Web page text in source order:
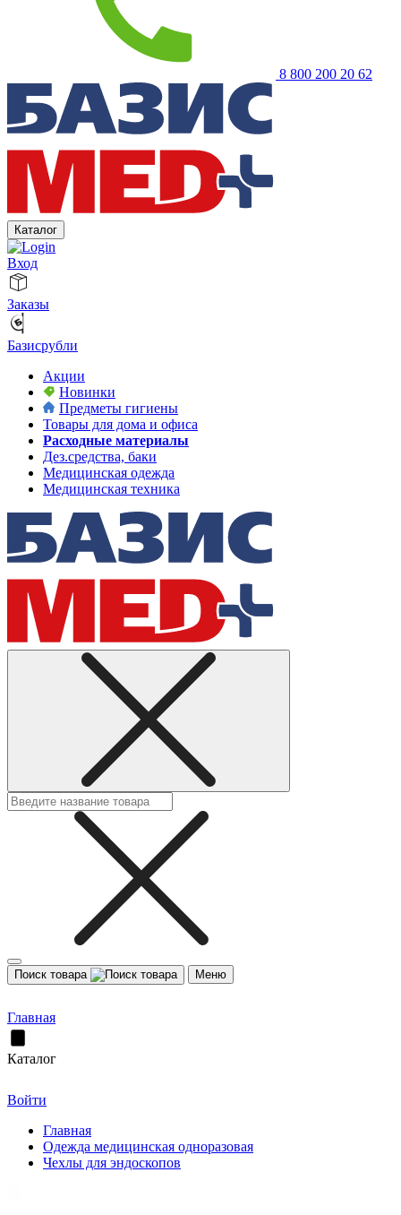
8 800 200 20 62
Каталог
Вход
Заказы
Базисрубли
Акции
Новинки
Предметы гигиены
Товары для дома и офиса
Расходные материалы
Дез.средства, баки
Медицинская одежда
Медицинская техника
Поиск товара Меню
Главная
Каталог
Войти
Главная
Одежда медицинская одноразовая
Чехлы для эндоскопов